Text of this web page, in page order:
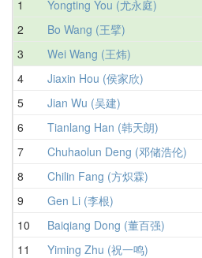
1
Yongting You (尤永庭)
2 Bo Wang (王擘)
3 Wei Wang (王炜)
4 Jiaxin Hou (侯家欣)
5 Jian Wu (吴建)
6 Tianlang Han (韩天朗)
7 Chuhaolun Deng (邓储浩伦)
8 Chilin Fang (方炽霖)
9 Gen Li (李根)
10 Baiqiang Dong (董百强)
11 Yiming Zhu (祝一鸣)